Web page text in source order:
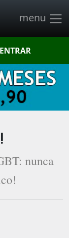
menu
ENTRAR
nunca